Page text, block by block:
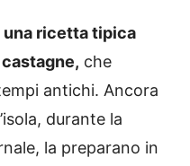
una ricetta tipica
che
antichi. Ancora
durante la
la preparano in